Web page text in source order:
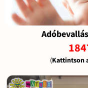
(Kattintson